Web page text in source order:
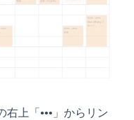
上「•••」からリン